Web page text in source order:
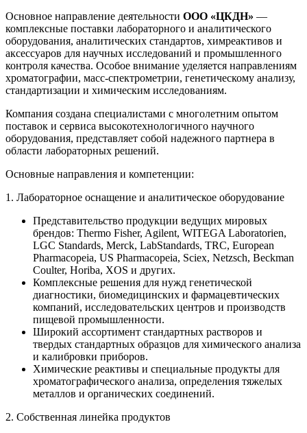
Основное направление деятельности ООО «ЦКДН» —
комплексные поставки лабораторного и аналитического
оборудования, аналитических стандартов, химреактивов и
аксессуаров для научных исследований и промышленного
контроля качества. Особое внимание уделяется направлениям
хроматографии, масс-спектрометрии, генетическому анализу,
стандартизации и химическим исследованиям.
Компания создана специалистами с многолетним опытом
поставок и сервиса высокотехнологичного научного
оборудования, представляет собой надежного партнера в
области лабораторных решений.
Основные направления и компетенции:
1. Лабораторное оснащение и аналитическое оборудование
Представительство продукции ведущих мировых
брендов: Thermo Fisher, Agilent, WITEGA Laboratorien,
LGC Standards, Merck, LabStandards, TRC, European
Pharmacopeia, US Pharmacopeia, Sciex, Netzsch, Beckman
Coulter, Horiba, XOS и других.
Комплексные решения для нужд генетической
диагностики, биомедицинских и фармацевтических
компаний, исследовательских центров и производств
пищевой промышленности.
Широкий ассортимент стандартных растворов и
твердых стандартных образцов для химического анализа
и калибровки приборов.
Химические реактивы и специальные продукты для
хроматографического анализа, определения тяжелых
металлов и органических соединений.
2. Собственная линейка продуктов